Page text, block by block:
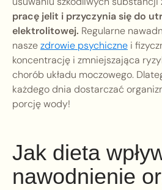
pracę jelit i przyczynia się do
elektrolitowej. Regularne
naszezdrowie psychiczne i
koncentrację i zmniejszająca
chorób układu moczowego.
każdego dnia dostarczać
porcję wody!
Jak dieta
nawodnienie